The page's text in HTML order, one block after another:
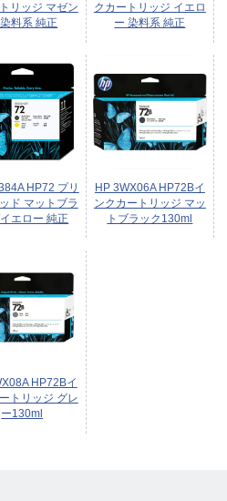
リッジ マゼン
料系 純正
クカートリッジ イエロ
ー 染料系 純正
HP72 プリ
ド マットブラ
エロー 純正
HP 3WX06A HP72Bイ
ンクカートリッジ マッ
トブラック130ml
HP72Bイ
トリッジ グレ
ー130ml